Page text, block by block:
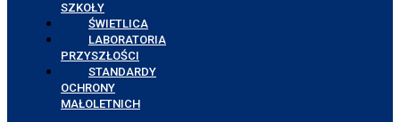
SZKOŁY
ŚWIETLICA
LABORATORIA
PRZYSZŁOŚCI
STANDARDY
OCHRONY
MAŁOLETNICH